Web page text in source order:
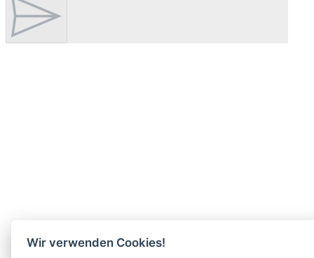
Wir verwenden Cookies!